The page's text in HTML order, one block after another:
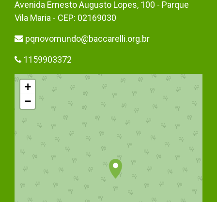
Avenida Ernesto Augusto Lopes, 100 - Parque
Vila Maria - CEP: 02169030
pqnovomundo@baccarelli.org.br
1159903372
+
−